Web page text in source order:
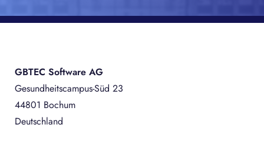
GBTEC Software AG
Gesundheitscampus-Süd 23
44801 Bochum
Deutschland